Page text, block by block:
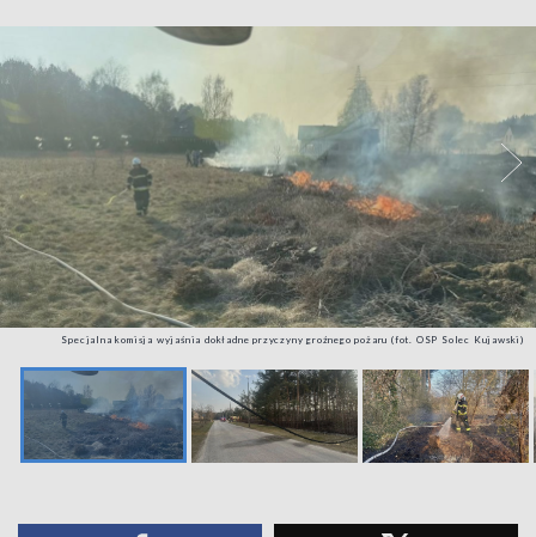
Specjalna komisja wyjaśnia dokładne przyczyny groźnego pożaru (fot. OSP Solec Kujawski)